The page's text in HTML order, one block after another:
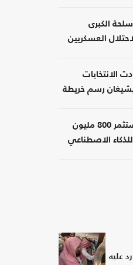
الكبرى
العسكريين
الانتخابات
رسم خريطة
"أريد" القطرية تستثمر 800 مليون
الاصطناعي
عليه